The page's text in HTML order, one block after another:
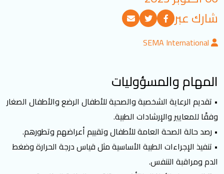
تسجيل الدخول
العربية
تابعنا
شارك عبر
SEMA International
المهام والمسؤوليات
• تقديم الرعاية الشخصية والصحية للأطفال الرضع والأطفال الصغار
وفقًا للمعايير والإرشادات الطبية.
• رصد حالة الصحة العامة للأطفال وتقييم أعراضهم وتطورهم.
• تنفيذ الإجراءات الطبية الأساسية مثل قياس درجة الحرارة وضغط
الدم ومراقبة التنفس.